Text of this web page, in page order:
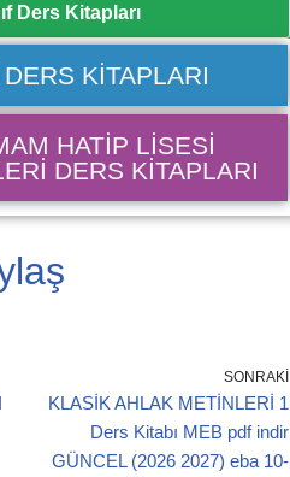
Ders Kitapları
KİTAPLARI
HATİP LİSESİ
DERS KİTAPLARI
SONRAKI
KLASİK AHLAK METİNLERİ 1
Ders Kitabı MEB pdf indir
GÜNCEL (2026 2027) eba 10-